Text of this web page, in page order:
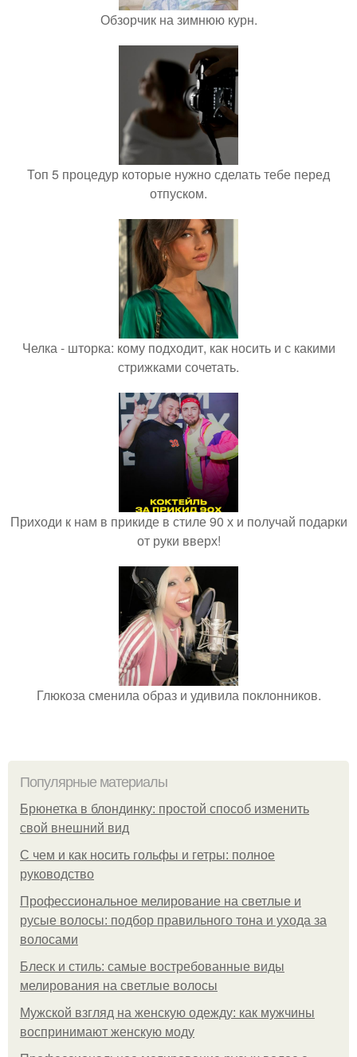
Обзорчик на зимнюю курн.
Топ 5 процедур которые нужно сделать тебе перед
отпуском.
Челка - шторка: кому подходит, как носить и с какими
стрижками сочетать.
Приходи к нам в прикиде в стиле 90 х и получай подарки
от руки вверх!
Глюкоза сменила образ и удивила поклонников.
Популярные материалы
Брюнетка в блондинку: простой способ изменить
свой внешний вид
С чем и как носить гольфы и гетры: полное
руководство
Профессиональное мелирование на светлые и
русые волосы: подбор правильного тона и ухода за
волосами
Блеск и стиль: самые востребованные виды
мелирования на светлые волосы
Мужской взгляд на женскую одежду: как мужчины
воспринимают женскую моду